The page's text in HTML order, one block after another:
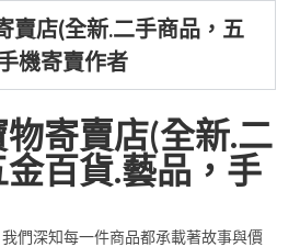
賣店(全新.二手商品，五
機寄賣作者
寄賣店(全新.二
百貨.藝品，手
們深知每一件商品都承載著故事與價